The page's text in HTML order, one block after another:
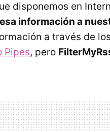
disponemos en
información a
a través de
Pipes, pero